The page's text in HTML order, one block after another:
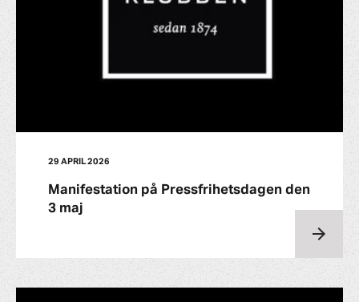
29 APRIL 2026
Manifestation på Pressfrihetsdagen den
3 maj